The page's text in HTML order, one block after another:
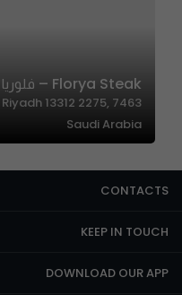
Florya Steak – فلوريا
Riyadh 13312 2275,
Saudi Arabia
CONTACTS
KEEP IN TOUCH
DOWNLOAD OUR APP